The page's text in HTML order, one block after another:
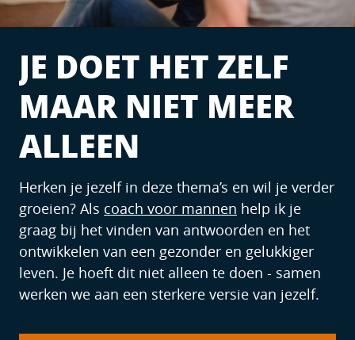
JE DOET HET ZELF
MAAR NIET MEER
ALLEEN
Herken je jezelf in deze thema’s en wil je verder
groeien? Als coach voor mannen help ik je
graag bij het vinden van antwoorden en het
ontwikkelen van een gezonder en gelukkiger
leven. Je hoeft dit niet alleen te doen - samen
werken we aan een sterkere versie van jezelf.